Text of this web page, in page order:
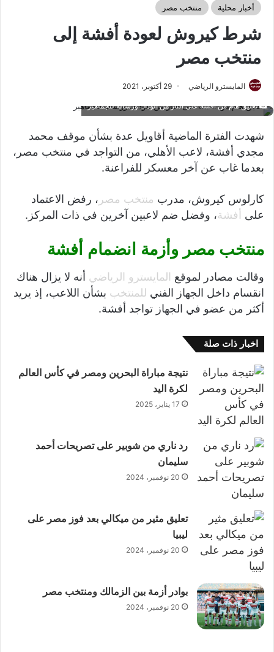
أخبار محلية منتخب مصر
شرط كيروش لعودة أفشة إلى
منتخب مصر
المايسترو الرياضي 29 أكتوبر، 2021
تعليق هام من أفشة على الثأر من الوداد..ورسالة للجماهير
شهدت الفترة الماضية أقاويل عدة بشأن موقف محمد
مجدي أفشة، لاعب الأهلي، من التواجد في منتخب مصر،
بعدما غاب عن آخر معسكر للفراعنة.
كارلوس كيروش، مدرب منتخب مصر ، رفض الاعتماد
على أفشة، وفضل ضم لاعبين آخرين في ذات المركز.
منتخب مصر وأزمة انضمام أفشة
وقالت مصادر لموقع المايسترو الرياضي أنه لا يزال هناك
انقسام داخل الجهاز الفني للمنتخب بشأن اللاعب، إذ يريد
أكثر من عضو في الجهاز تواجد أفشة.
اخبار ذات صلة
نتيجة مباراة البحرين ومصر في كأس العالم
لكرة اليد
17 يناير، 2025
رد ناري من شوبير على تصريحات أحمد
سليمان
20 نوفمبر، 2024
تعليق مثير من ميكالي بعد فوز مصر على
ليبيا
20 نوفمبر، 2024
بوادر أزمة بين الزمالك ومنتخب مصر
20 نوفمبر، 2024